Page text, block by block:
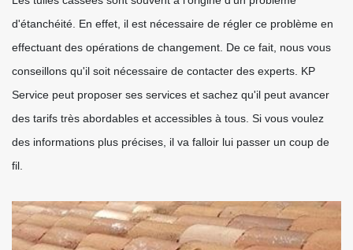
d'étanchéité. En effet, il est nécessaire de régler ce problème en
effectuant des opérations de changement. De ce fait, nous vous
conseillons qu'il soit nécessaire de contacter des experts. KP
Service peut proposer ses services et sachez qu'il peut avancer
des tarifs très abordables et accessibles à tous. Si vous voulez
des informations plus précises, il va falloir lui passer un coup de
fil.